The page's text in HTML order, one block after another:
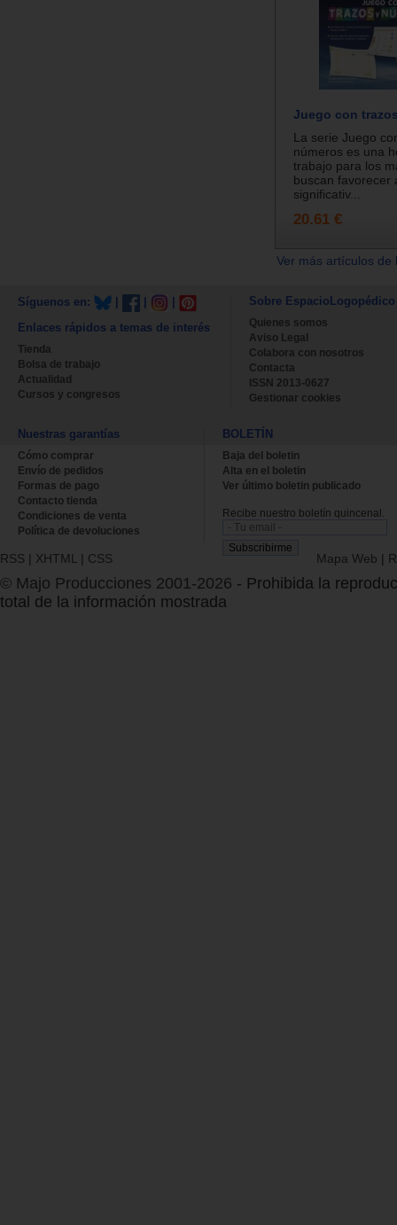
Juego con
La serie Juego
números es una
trabajo para los
buscan favorecer
significativ...
20.61 €
Ver más artículos
Síguenos en:
Enlaces rápidos a temas de interés
Tienda
Bolsa de trabajo
Actualidad
Cursos y congresos
Sobre EspacioLogopédico
Quienes somos
Aviso Legal
Colabora con nosotros
Contacta
ISSN 2013-0627
Gestionar cookies
Nuestras garantías
Cómo comprar
Envío de pedidos
Formas de pago
Contacto tienda
Condiciones de venta
Política de devoluciones
BOLETÍN
Baja del boletin
Alta en el boletin
Ver último boletin publicado
Recibe nuestro boletín quincenal.
RSS | XHTML | CSS Mapa Web |
© Majo Producciones 2001-2026 - Prohibida la
total de la información mostrada